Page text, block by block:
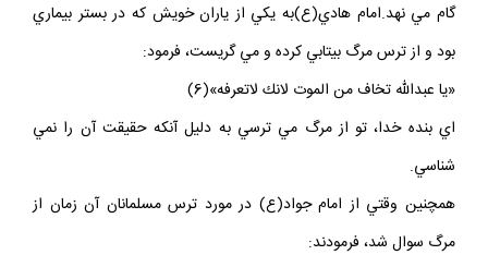
گام مي نهد.امام هادي(ع)به يكي از ياران خويش كه در بستر بيماري
بود و از ترس مرگ بيتابي كرده و مي گريست، فرمود:
«يا عبدالله تخاف من الموت لانك لاتعرفه»(6)
اي بنده خدا، تو از مرگ مي ترسي به دليل آنكه حقيقت آن را نمي
شناسي.
همچنين وقتي از امام جواد(ع) در مورد ترس مسلمانان آن زمان از
مرگ سوال شد، فرمودند: